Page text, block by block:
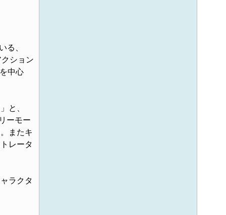
る、
ション
中心
と、
ーモー
またキ
レータ
ラクタ